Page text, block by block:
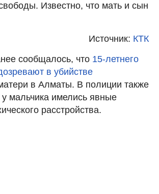
Известно, что мать и сын
Источник: КТК
сообщалось, что 15-летнего
в убийстве
в Алматы. В полиции также
у мальчика имелись явные
расстройства.